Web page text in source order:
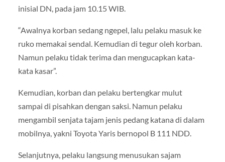
inisial DN, pada jam 10.15 WIB.
“Awalnya korban sedang ngepel, lalu pelaku masuk ke
ruko memakai sendal. Kemudian di tegur oleh korban.
Namun pelaku tidak terima dan mengucapkan kata-
kata kasar”.
Kemudian, korban dan pelaku bertengkar mulut
sampai di pisahkan dengan saksi. Namun pelaku
mengambil senjata tajam jenis pedang katana di dalam
mobilnya, yakni Toyota Yaris bernopol B 111 NDD.
Selanjutnya, pelaku langsung menusukan sajam